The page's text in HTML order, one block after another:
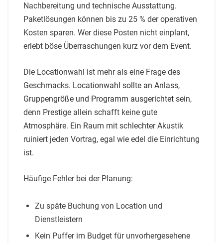
Nachbereitung und technische Ausstattung.
Paketlösungen können bis zu 25 % der operativen
Kosten sparen. Wer diese Posten nicht einplant,
erlebt böse Überraschungen kurz vor dem Event.
Die Locationwahl ist mehr als eine Frage des
Geschmacks. Locationwahl sollte an Anlass,
Gruppengröße und Programm ausgerichtet sein,
denn Prestige allein schafft keine gute
Atmosphäre. Ein Raum mit schlechter Akustik
ruiniert jeden Vortrag, egal wie edel die Einrichtung
ist.
Häufige Fehler bei der Planung:
Zu späte Buchung von Location und
Dienstleistern
Kein Puffer im Budget für unvorhergesehene